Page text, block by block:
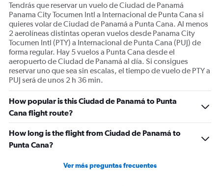
Tendrás que reservar un vuelo de Ciudad de Panamá
Panama City Tocumen Intl a Internacional de Punta Cana si
quieres volar de Ciudad de Panamá a Punta Cana. Al menos
2 aerolíneas distintas operan vuelos desde Panama City
Tocumen Intl (PTY) a Internacional de Punta Cana (PUJ) de
forma regular. Hay 5 vuelos a Punta Cana desde el
aeropuerto de Ciudad de Panamá al día. Si consigues
reservar uno que sea sin escalas, el tiempo de vuelo de PTY a
PUJ será de unos 2 h 36 min.
How popular is this Ciudad de Panamá to Punta
Cana flight route?
How long is the flight from Ciudad de Panamá to
Punta Cana?
Ver más preguntas frecuentes